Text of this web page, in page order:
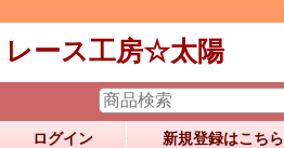
レース工房☆太陽
ログイン 新規登録はこちら